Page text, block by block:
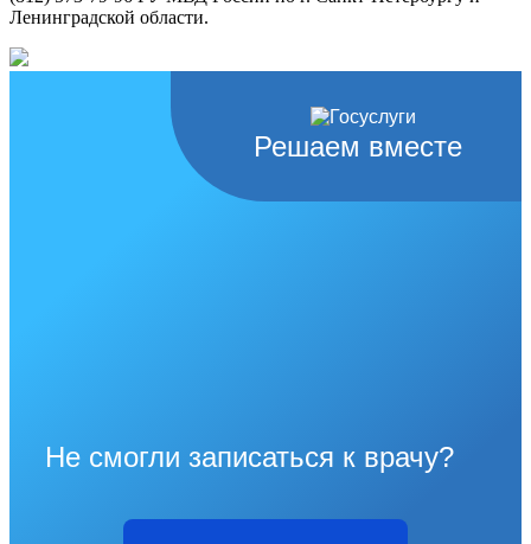
Ленинградской области.
Решаем вместе
Не смогли записаться к врачу?